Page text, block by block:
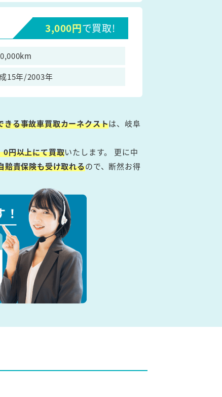
3,000円で買取!
15年/2003年
きる事故車買取カーネクストは、岐阜
0円以上にて買取いたします。 更に中
賠責保険も受け取れるので、断然お得